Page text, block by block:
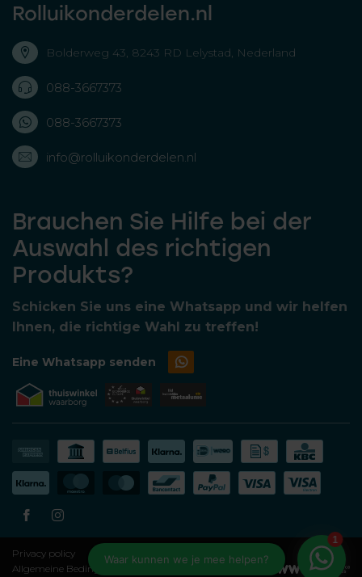
Rolluikonderdelen.nl
Bolderweg 43, 8243 RD Lelystad, Nederland
088-3667373
088-3667373
info@rolluikonderdelen.nl
Brauchen Sie Hilfe bei der
Auswahl des richtigen
Produkts?
Schicken Sie uns eine Whatsapp und wir helfen
Ihnen, die richtige Wahl zu treffen!
Eine Whatsapp senden
Privacy policy
Allgemeine Bedingungen und Konditionen